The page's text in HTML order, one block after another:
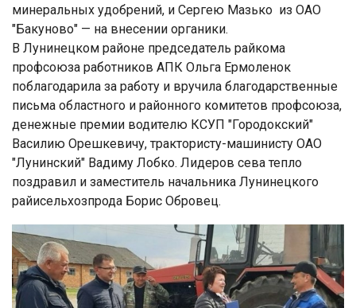
минеральных удобрений, и Сергею Мазько из ОАО
"Бакуново" — на внесении органики.
В Лунинецком районе председатель райкома
профсоюза работников АПК Ольга Ермоленок
поблагодарила за работу и вручила благодарственные
письма областного и районного комитетов профсоюза,
денежные премии водителю КСУП "Городокский"
Василию Орешкевичу, трактористу-машинисту ОАО
"Лунинский" Вадиму Лобко. Лидеров сева тепло
поздравил и заместитель начальника Лунинецкого
райисельхозпрода Борис Обровец.